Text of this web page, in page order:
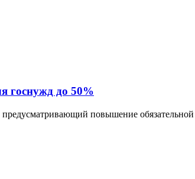
госнужд до 50%
повышение обязательной